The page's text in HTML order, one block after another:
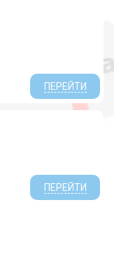
ПЕРЕЙТИ
ПЕРЕЙТИ